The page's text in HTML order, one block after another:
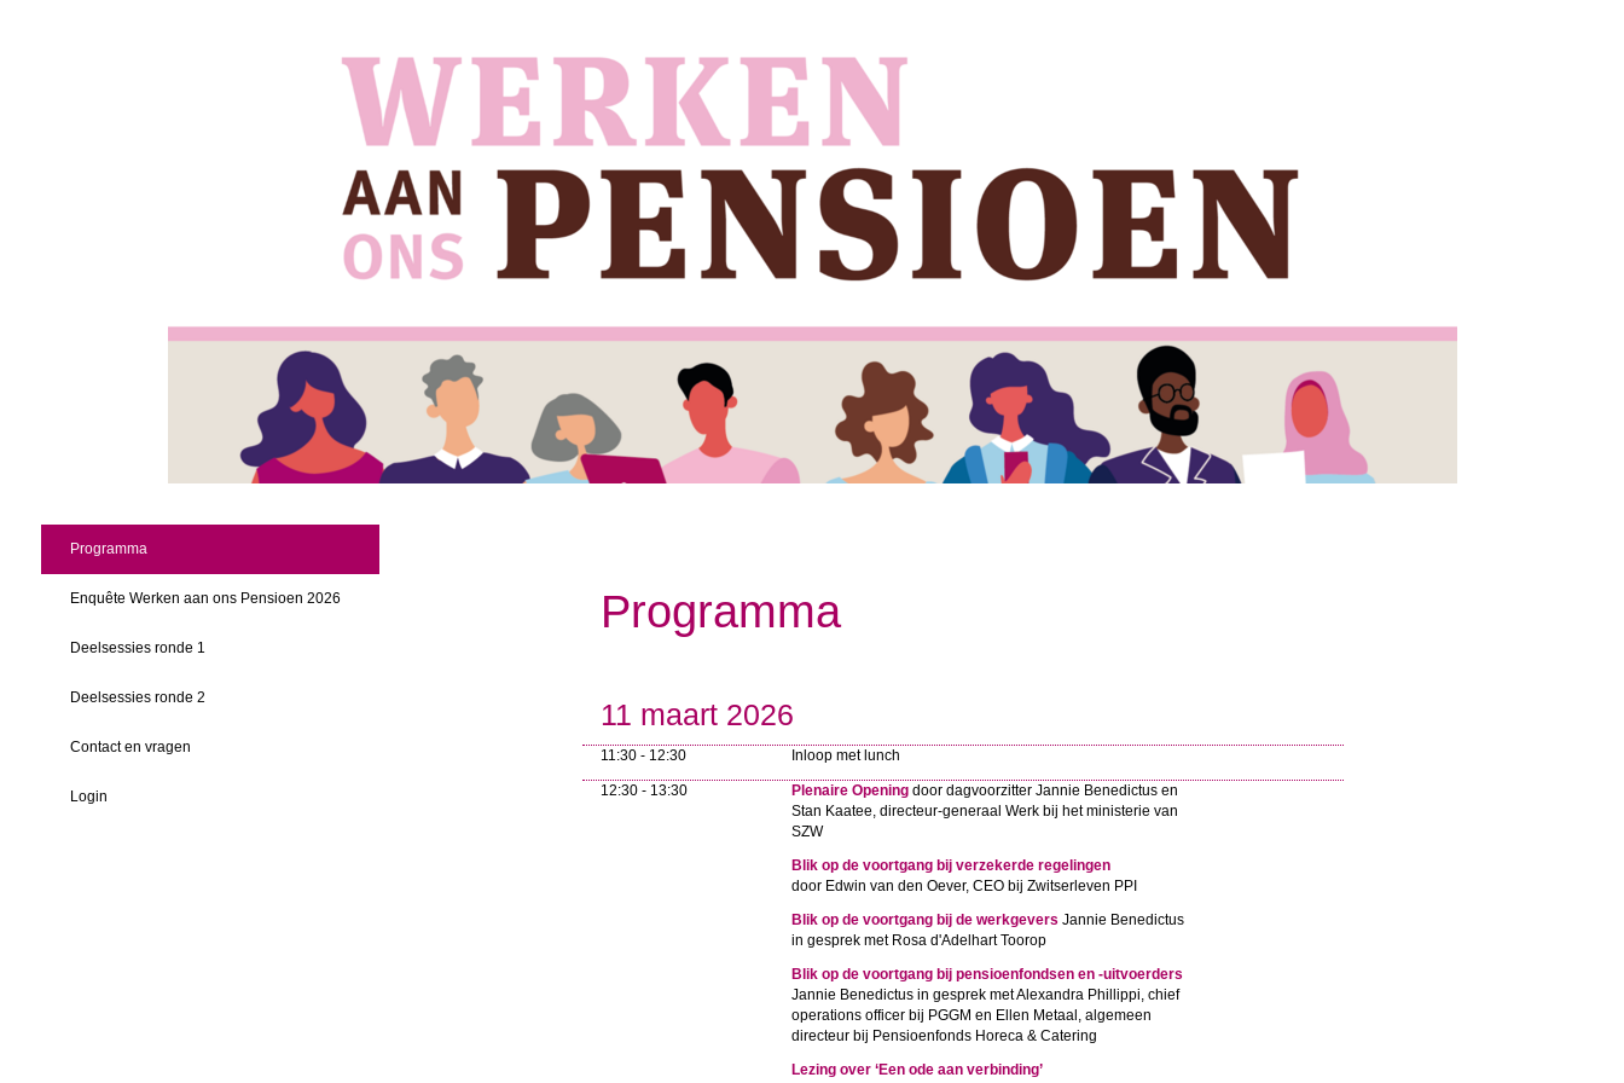
Programma
Enquête Werken aan ons Pensioen 2026
Deelsessies ronde 1
Deelsessies ronde 2
Contact en vragen
Login
Programma
11 maart 2026
11:30 - 12:30 Inloop met lunch
12:30 - 13:30 Plenaire Opening door dagvoorzitter Jannie Benedictus en
Stan Kaatee, directeur-generaal Werk bij het ministerie van
SZW
Blik op de voortgang bij verzekerde regelingen
door Edwin van den Oever, CEO bij Zwitserleven PPI
Blik op de voortgang bij de werkgevers Jannie Benedictus
in gesprek met Rosa d'Adelhart Toorop
Blik op de voortgang bij pensioenfondsen en -uitvoerders
Jannie Benedictus in gesprek met Alexandra Phillippi, chief
operations officer bij PGGM en Ellen Metaal, algemeen
directeur bij Pensioenfonds Horeca & Catering
Lezing over ‘Een ode aan verbinding’